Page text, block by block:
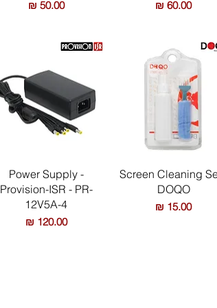
מחיר‏60.00 ‏₪ מחיר‏50.00 ‏₪
תצוגה מהירה
Screen Cleaning
DOQO
מחיר‏15.00 ‏₪
תצוגה מהירה
Power Supply -
Provision-ISR - PR-
12V5A-4
מחיר‏120.00 ‏₪